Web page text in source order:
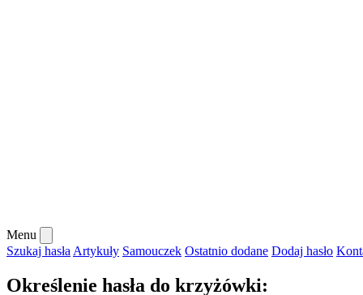
Menu
Szukaj hasła Artykuły Samouczek Ostatnio dodane Dodaj hasło
Określenie hasła do krzyżówki: